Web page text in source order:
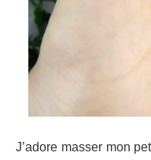
J’adore masser mon